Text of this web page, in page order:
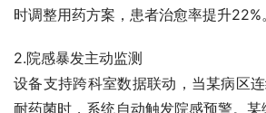
时调整用药方案，患者治愈率提升22%。
2.院感暴发主动监测
设备支持跨科室数据联动，当某病区
耐药菌时，系统自动触发院感预警。